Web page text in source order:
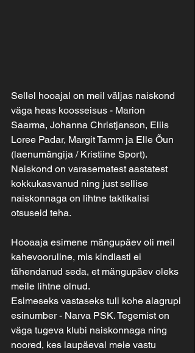
Sellel hooajal on meil väljas naiskond
väga heas koosseisus - Marion
Saarma, Johanna Christjanson, Eliis
Loree Padar, Margit Tamm ja Elle Õun
(laenumängija / Kristiine Sport).
Naiskond on varasematest aastatest
kokkukasvanud ning just sellise
naiskonnaga on lihtne taktikalisi
otsuseid teha.
Hooaaja esimene mängupäev oli meil
kahevooruline, mis kindlasti ei
tähendanud seda, et mängupäev oleks
meile lihtne olnud.
Esimeseks vastaseks tuli kohe alagrupi
esinumber - Narva PSK. Tegemist on
väga tugeva klubi naiskonnaga ning
noored, kes laupäeval meie vastu